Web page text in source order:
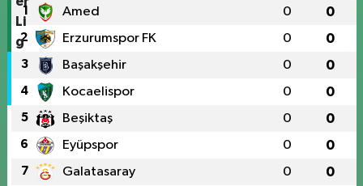
1 Amed 0 0
2 Erzurumspor FK 0 0
3 Başakşehir 0 0
4 Kocaelispor 0 0
5 Beşiktaş 0 0
6 Eyüpspor 0 0
7 Galatasaray 0 0